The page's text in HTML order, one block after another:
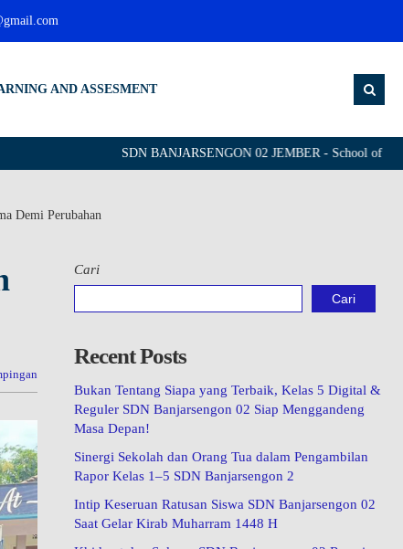
AND ASSESMENT
SDN BANJARSENGON 02 JEMBER - School of Leading
Demi Perubahan
Cari
Cari
Recent Posts
Bukan Tentang Siapa yang Terbaik, Kelas 5 Digital &
Reguler SDN Banjarsengon 02 Siap Menggandeng
Masa Depan!
Sinergi Sekolah dan Orang Tua dalam Pengambilan
Rapor Kelas 1–5 SDN Banjarsengon 2
Intip Keseruan Ratusan Siswa SDN Banjarsengon 02
Saat Gelar Kirab Muharram 1448 H